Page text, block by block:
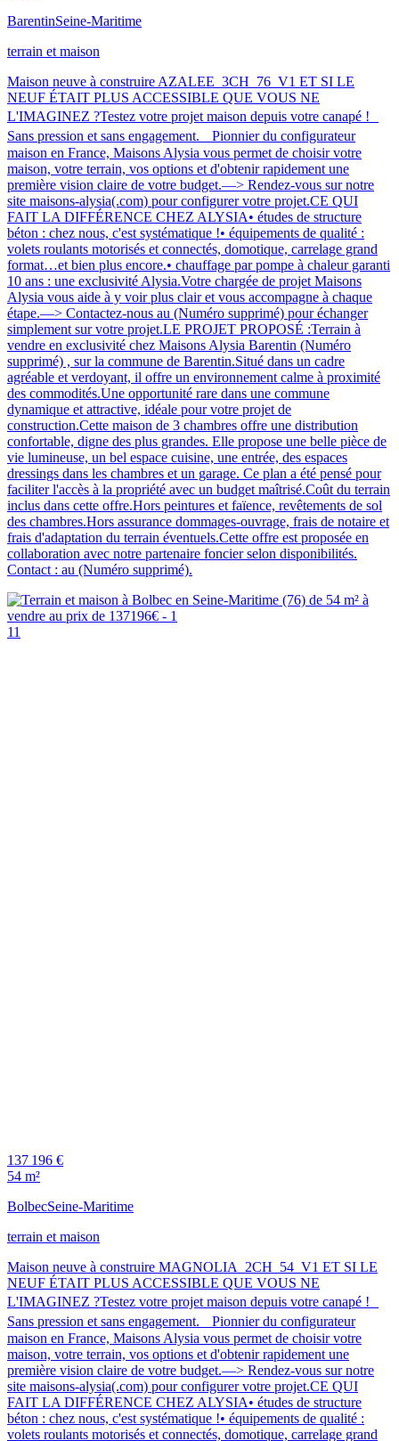
BarentinSeine-Maritime
terrain et maison
Maison neuve à construire AZALEE_3CH_76_V1 ET SI LE
NEUF ÉTAIT PLUS ACCESSIBLE QUE VOUS NE
L'IMAGINEZ ?Testez votre projet maison depuis votre canapé !
Sans pression et sans engagement. Pionnier du configurateur
maison en France, Maisons Alysia vous permet de choisir votre
maison, votre terrain, vos options et d'obtenir rapidement une
première vision claire de votre budget.—> Rendez-vous sur notre
site maisons-alysia(.com) pour configurer votre projet.CE QUI
FAIT LA DIFFÉRENCE CHEZ ALYSIA• études de structure
béton : chez nous, c'est systématique !• équipements de qualité :
volets roulants motorisés et connectés, domotique, carrelage grand
format…et bien plus encore.• chauffage par pompe à chaleur garanti
10 ans : une exclusivité Alysia.Votre chargée de projet Maisons
Alysia vous aide à y voir plus clair et vous accompagne à chaque
étape.—> Contactez-nous au (Numéro supprimé) pour échanger
simplement sur votre projet.LE PROJET PROPOSÉ :Terrain à
vendre en exclusivité chez Maisons Alysia Barentin (Numéro
supprimé) , sur la commune de Barentin.Situé dans un cadre
agréable et verdoyant, il offre un environnement calme à proximité
des commodités.Une opportunité rare dans une commune
dynamique et attractive, idéale pour votre projet de
construction.Cette maison de 3 chambres offre une distribution
confortable, digne des plus grandes. Elle propose une belle pièce de
vie lumineuse, un bel espace cuisine, une entrée, des espaces
dressings dans les chambres et un garage. Ce plan a été pensé pour
faciliter l'accès à la propriété avec un budget maîtrisé.Coût du terrain
inclus dans cette offre.Hors peintures et faïence, revêtements de sol
des chambres.Hors assurance dommages-ouvrage, frais de notaire et
frais d'adaptation du terrain éventuels.Cette offre est proposée en
collaboration avec notre partenaire foncier selon disponibilités.
Contact : au (Numéro supprimé).
11
137 196 €
54 m²
BolbecSeine-Maritime
terrain et maison
Maison neuve à construire MAGNOLIA_2CH_54_V1 ET SI LE
NEUF ÉTAIT PLUS ACCESSIBLE QUE VOUS NE
L'IMAGINEZ ?Testez votre projet maison depuis votre canapé !
Sans pression et sans engagement. Pionnier du configurateur
maison en France, Maisons Alysia vous permet de choisir votre
maison, votre terrain, vos options et d'obtenir rapidement une
première vision claire de votre budget.—> Rendez-vous sur notre
site maisons-alysia(.com) pour configurer votre projet.CE QUI
FAIT LA DIFFÉRENCE CHEZ ALYSIA• études de structure
béton : chez nous, c'est systématique !• équipements de qualité :
volets roulants motorisés et connectés, domotique, carrelage grand